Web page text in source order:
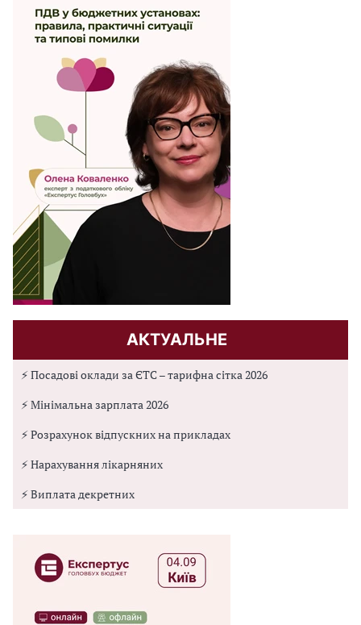
АКТУАЛЬНЕ
⚡ Посадові оклади за ЄТС – тарифна сітка 2026
⚡ Мінімальна зарплата 2026
⚡ Розрахунок відпускних на прикладах
⚡ Нарахування лікарняних
⚡ Виплата декретних